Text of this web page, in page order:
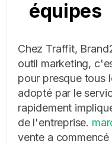
équipes
Chez Traffit,
outil marketing,
pour presque tous
adopté par le
rapidement
de l'entreprise.
vente a